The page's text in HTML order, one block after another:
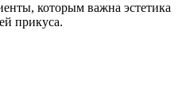
которым важна эстетика
прикуса.